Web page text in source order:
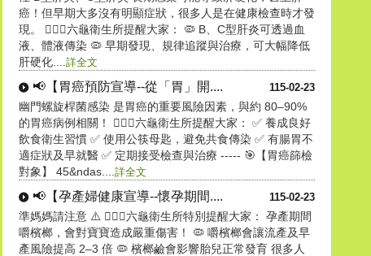
癌！但早期大多沒有明顯症狀，很多人是在健康檢查時才發
現。 👩🏻‍⚕️六龜衛生所提醒大家： 🦠 B、C型肝炎可透過血
液、體液傳染 🦠 早期發現、規律追蹤與治療，可大幅降低
肝硬化.... 詳全文
115-02-23
📢【胃癌預防宣導--從「胃」開....
幽門螺旋桿菌感染 是胃癌的重要風險因素，與約 80–90%
的胃癌病例相關！ 👩🏻‍⚕️六龜衛生所提醒大家： ✅ 養成良好
飲食衛生習慣 ✅ 使用公筷母匙，避免共食傳染 ✅ 有腸胃不
適症狀及早就醫 ✅ 定期接受檢查與治療 ----- 🎯【胃癌篩檢
對象】 45&ndas.... 詳全文
115-02-23
📢【孕產婦健康宣導--懷孕期間....
準媽媽請注意 ⚠️ 👩🏻‍⚕️六龜衛生所特別提醒大家： 孕產期間
嚼檳榔，會對寶寶造成嚴重傷害！ 🦠 嚼檳榔會讓流產及早
產風險提高 2–3 倍 🦠 檳榔鹼會影響胎兒正常發育 很多人